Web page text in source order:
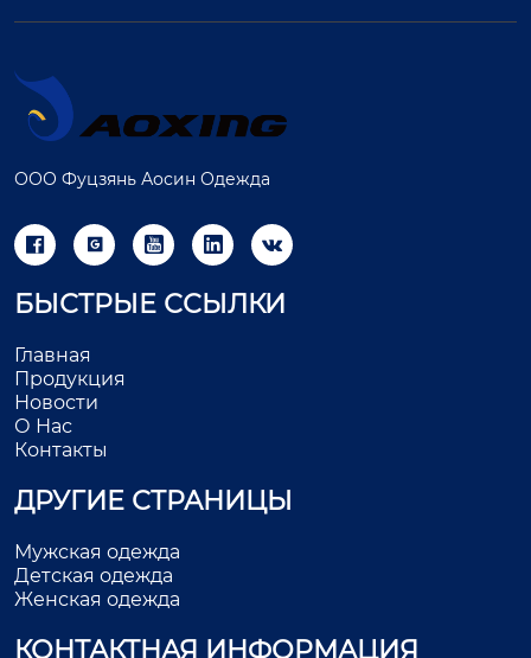
ООО Фуцзянь Аосин Одежда
    
БЫСТРЫЕ ССЫЛКИ
Главная
Продукция
Новости
О Нас
Контакты
ДРУГИЕ СТРАНИЦЫ
Мужская одежда
Детская одежда
Женская одежда
КОНТАКТНАЯ ИНФОРМАЦИЯ